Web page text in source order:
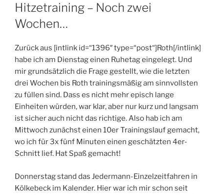
Hitzetraining – Noch zwei
Wochen…
Zurück aus [intlink id=“1396″ type=“post“]Roth[/intlink]
habe ich am Dienstag einen Ruhetag eingelegt. Und
mir grundsätzlich die Frage gestellt, wie die letzten
drei Wochen bis Roth trainingsmäßig am sinnvollsten
zu füllen sind. Dass es nicht mehr episch lange
Einheiten würden, war klar, aber nur kurz und langsam
ist sicher auch nicht das richtige. Also hab ich am
Mittwoch zunächst einen 10er Trainingslauf gemacht,
wo ich für 3x fünf Minuten einen geschätzten 4er-
Schnitt lief. Hat Spaß gemacht!
Donnerstag stand das Jedermann-Einzelzeitfahren in
Kölkebeck im Kalender. Hier war ich mir schon seit